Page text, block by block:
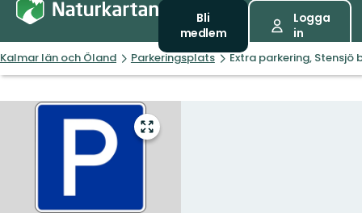
Bli
medlem
Logga
in
Kalmar län och Öland Parkeringsplats Extra parkering, Stensjö
Gå
till